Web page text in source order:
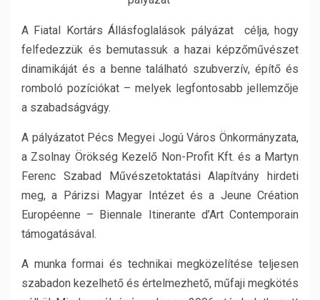
A Fiatal Kortárs Állásfoglalások pályázat célja, hogy
felfedezzük és bemutassuk a hazai képzőművészet
dinamikáját és a benne található szubverzív, építő és
romboló pozíciókat – melyek legfontosabb jellemzője
a szabadságvágy.
A pályázatot Pécs Megyei Jogú Város Önkormányzata,
a Zsolnay Örökség Kezelő Non-Profit Kft. és a Martyn
Ferenc Szabad Művészetoktatási Alapítvány hirdeti
meg, a Párizsi Magyar Intézet és a Jeune Création
Européenne – Biennale Itinerante d’Art Contemporain
támogatásával.
A munka formai és technikai megközelítése teljesen
szabadon kezelhető és értelmezhető, műfaji megkötés